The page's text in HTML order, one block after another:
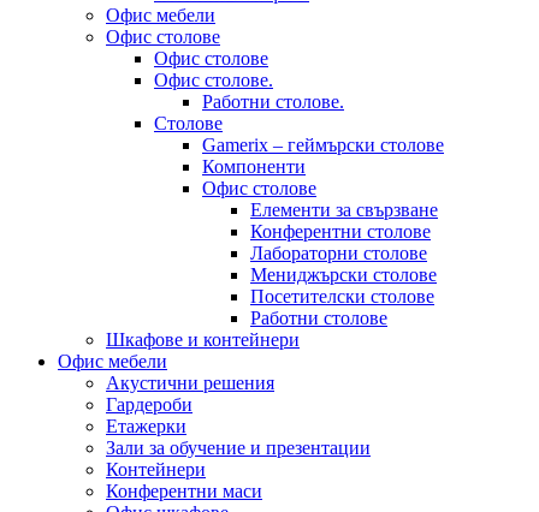
Офис мебели
Офис столове
Офис столове
Офис столове.
Работни столове.
Столове
Gamerix – геймърски столове
Компоненти
Офис столове
Елементи за свързване
Конферентни столове
Лабораторни столове
Мениджърски столове
Посетителски столове
Работни столове
Шкафове и контейнери
Офис мебели
Акустични решения
Гардероби
Етажерки
Зали за обучение и презентации
Контейнери
Конферентни маси